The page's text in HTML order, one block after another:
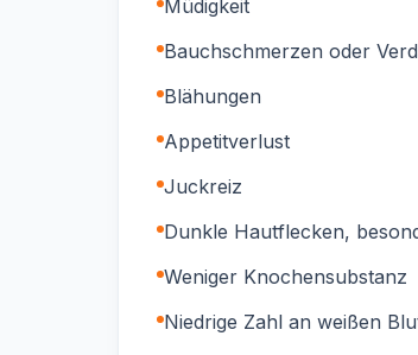
Müdigkeit
Bauchschmerzen oder
Blähungen
Appetitverlust
Juckreiz
Dunkle Hautflecken,
Weniger Knochensubstanz
Niedrige Zahl an weißen